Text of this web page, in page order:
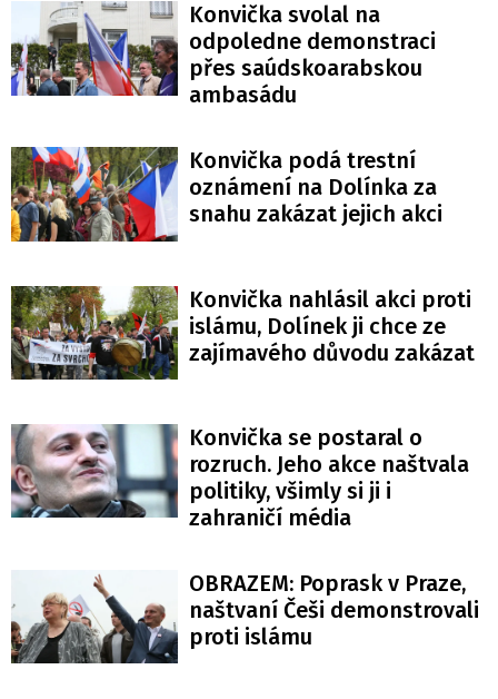
Konvička svolal na
odpoledne demonstraci
přes saúdskoarabskou
ambasádu
Konvička podá trestní
oznámení na Dolínka za
snahu zakázat jejich akci
Konvička nahlásil akci proti
islámu, Dolínek ji chce ze
zajímavého důvodu zakázat
Konvička se postaral o
rozruch. Jeho akce naštvala
politiky, všimly si ji i
zahraničí média
OBRAZEM: Poprask v Praze,
naštvaní Češi demonstrovali
proti islámu